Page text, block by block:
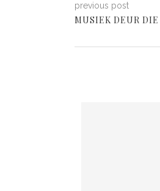
previous post
MUSIEK DEUR